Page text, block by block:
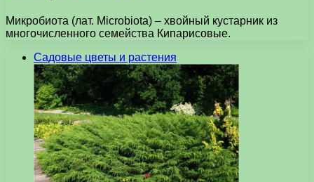
Микробиота (лат. Microbiota) – хвойный кустарник из
многочисленного семейства Кипарисовые.
Садовые цветы и растения